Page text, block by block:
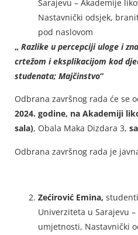
Sarajevu – Akademije
Nastavnički odsjek,
pod naslovom
„ Razlike u percepciji uloge i
crtežom i eksplikacijom kod
studenata; Majčinstvo“
Odbrana završnog rada će se
2024. godine, na Akademiji
sala), Obala Maka Dizdara 3,
Odbrana završnog rada je
Zećirović Emina,
Univerziteta u Sarajevu
umjetnosti, Nastavnički